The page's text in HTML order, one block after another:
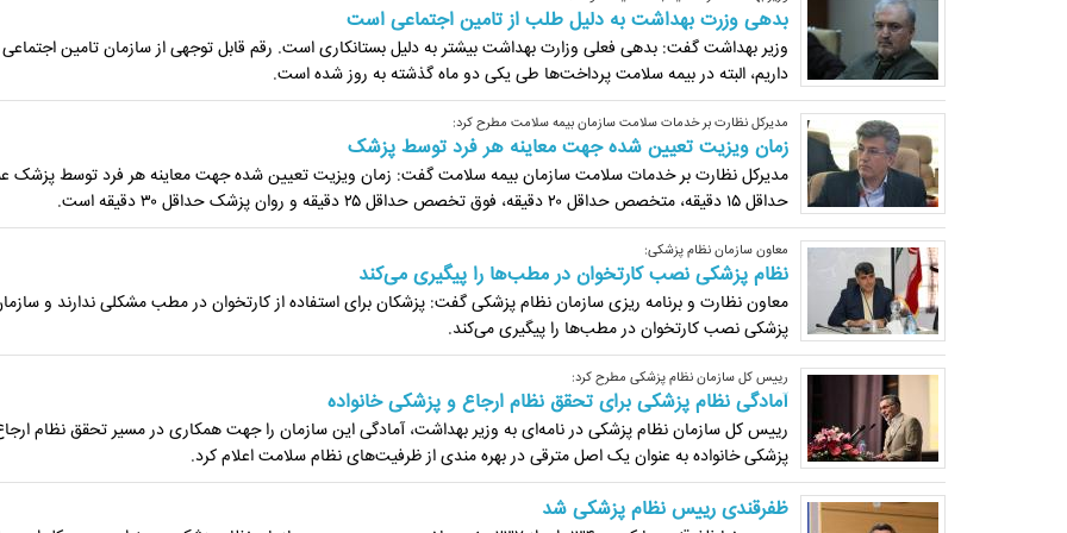
بدهی وزرت بهداشت به دلیل طلب از تامین اجتماعی است
وزیر بهداشت گفت: بدهی فعلی وزارت بهداشت بیشتر به دلیل بستانکاری است. رقم قابل توجهی از سازمان تامین
داریم، البته در بیمه سلامت پرداخت‌ها طی یکی دو ماه گذشته به روز شده است.
مدیرکل نظارت بر خدمات سلامت سازمان بیمه سلامت مطرح کرد:
زمان ویزیت تعیین شده جهت معاینه هر فرد توسط پزشک
مدیرکل نظارت بر خدمات سلامت سازمان بیمه سلامت گفت: زمان ویزیت تعیین شده جهت معاینه هر فرد توسط پزشک
حداقل ۱۵ دقیقه، متخصص حداقل ۲۰ دقیقه، فوق تخصص حداقل ۲۵ دقیقه و روان پزشک حداقل ۳۰ دقیقه است.
معاون سازمان نظام پزشکی:
نظام پزشکی نصب کارتخوان در مطب‌ها را پیگیری می‌کند
معاون نظارت و برنامه ریزی سازمان نظام پزشکی گفت: پزشکان برای استفاده از کارتخوان در مطب مشکلی ندارند و
پزشکی نصب کارتخوان در مطب‌ها را پیگیری می‌کند.
رییس کل سازمان نظام پزشکی مطرح کرد:
آمادگی نظام پزشکی برای تحقق نظام ارجاع و پزشکی خانواده
رییس کل سازمان نظام پزشکی در نامه‌ای به وزیر بهداشت، آمادگی این سازما‌ن را جهت همکاری در مسیر تحقق نظام
پزشکی خانواده به عنوان یک اصل مترقی در بهره مندی از ظرفیت‌های نظام سلامت اعلام کرد.
ظفرقندی رییس نظام پزشکی شد